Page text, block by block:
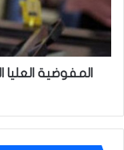
حزيران
هو
الموعد
المرتقبالمفوضية العليا